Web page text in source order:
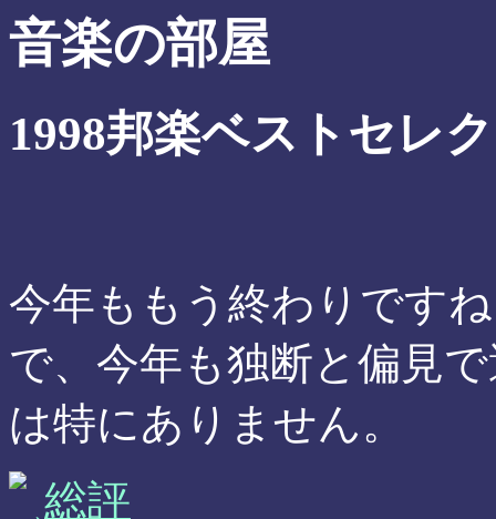
音楽の部屋
1998邦楽ベストセレ
今年ももう終わりです
で、今年も独断と偏見
は特にありません。
総評